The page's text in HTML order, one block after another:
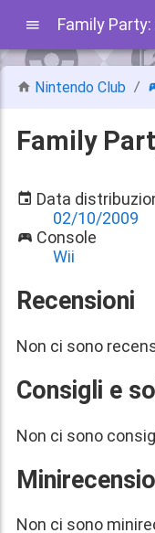
Family
Nintendo Club
Family
Data
02/10/2009
Console
Wii
Recensioni
Non ci sono
Consigli e
Non ci sono
Non ci sono